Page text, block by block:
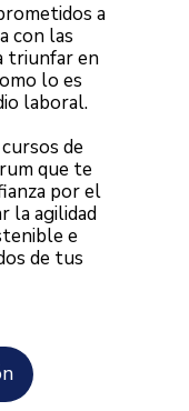
a
con las
triunfar en
lo es
laboral.
de
que te
por el
la agilidad
e
de tus